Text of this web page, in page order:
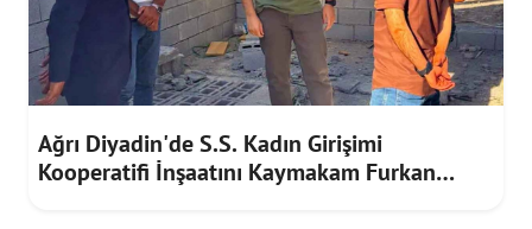
Ağrı Diyadin'de S.S. Kadın Girişimi
Kooperatifi İnşaatını Kaymakam Furkan